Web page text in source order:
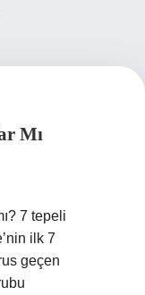
Mı
7 tepeli
ilk 7
geçen